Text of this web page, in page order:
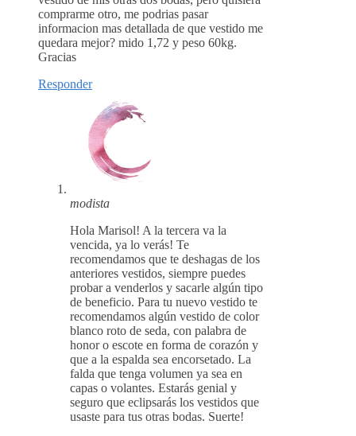
comprarme otro, me podrias pasar
informacion mas detallada de que vestido me
quedara mejor? mido 1,72 y peso 60kg.
Gracias
Responder
modista
Hola Marisol! A la tercera va la
vencida, ya lo verás! Te
recomendamos que te deshagas de los
anteriores vestidos, siempre puedes
probar a venderlos y sacarle algún tipo
de beneficio. Para tu nuevo vestido te
recomendamos algún vestido de color
blanco roto de seda, con palabra de
honor o escote en forma de corazón y
que a la espalda sea encorsetado. La
falda que tenga volumen ya sea en
capas o volantes. Estarás genial y
seguro que eclipsarás los vestidos que
usaste para tus otras bodas. Suerte!